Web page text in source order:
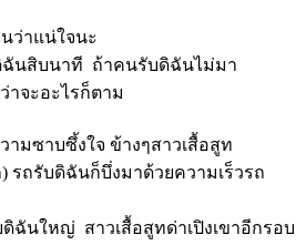
ว่าแน่ใจนะ
ฉันสิบนาที ถ้าคนรับดิฉันไม่มา
าจะอะไรก็ตาม
มซาบซึ้งใจ ข้างๆสาวเสื้อสูท
รถรับดิฉันก็บึ่งมาด้วยความเร็วรถ
นใหญ่ สาวเสื้อสูทด่าเปิงเขาอีกรอบ